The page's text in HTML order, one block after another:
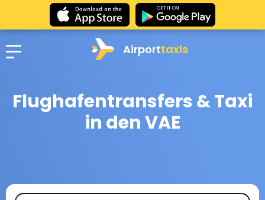
Airporttaxis
Flughafentransfers & Taxi
in den VAE